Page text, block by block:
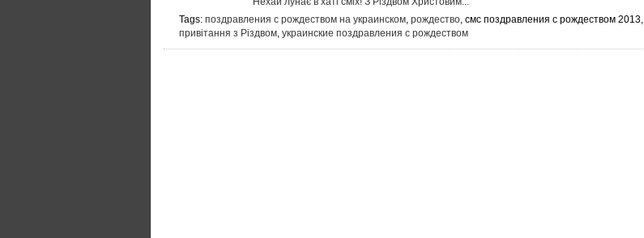
Tags: поздравления с рождеством на украинском, рождество, смс поздравления с рождеством 2013,
привітання з Різдвом, украинские поздравления с рождеством